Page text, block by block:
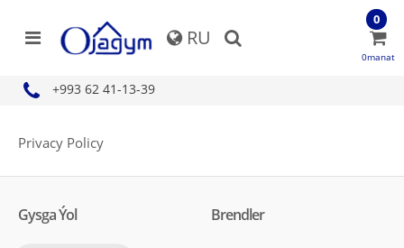
RU
+993 62 41-13-39
0
0manat
Privacy Policy
Gysga Ýol Brendler